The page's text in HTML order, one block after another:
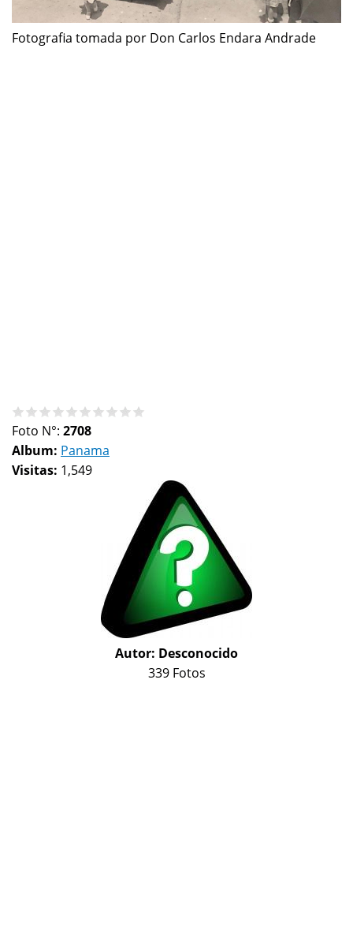
Fotografia tomada por Don Carlos Endara Andrade
Foto N°: 2708
Album: Panama
Visitas: 1,549
Autor: Desconocido
339 Fotos